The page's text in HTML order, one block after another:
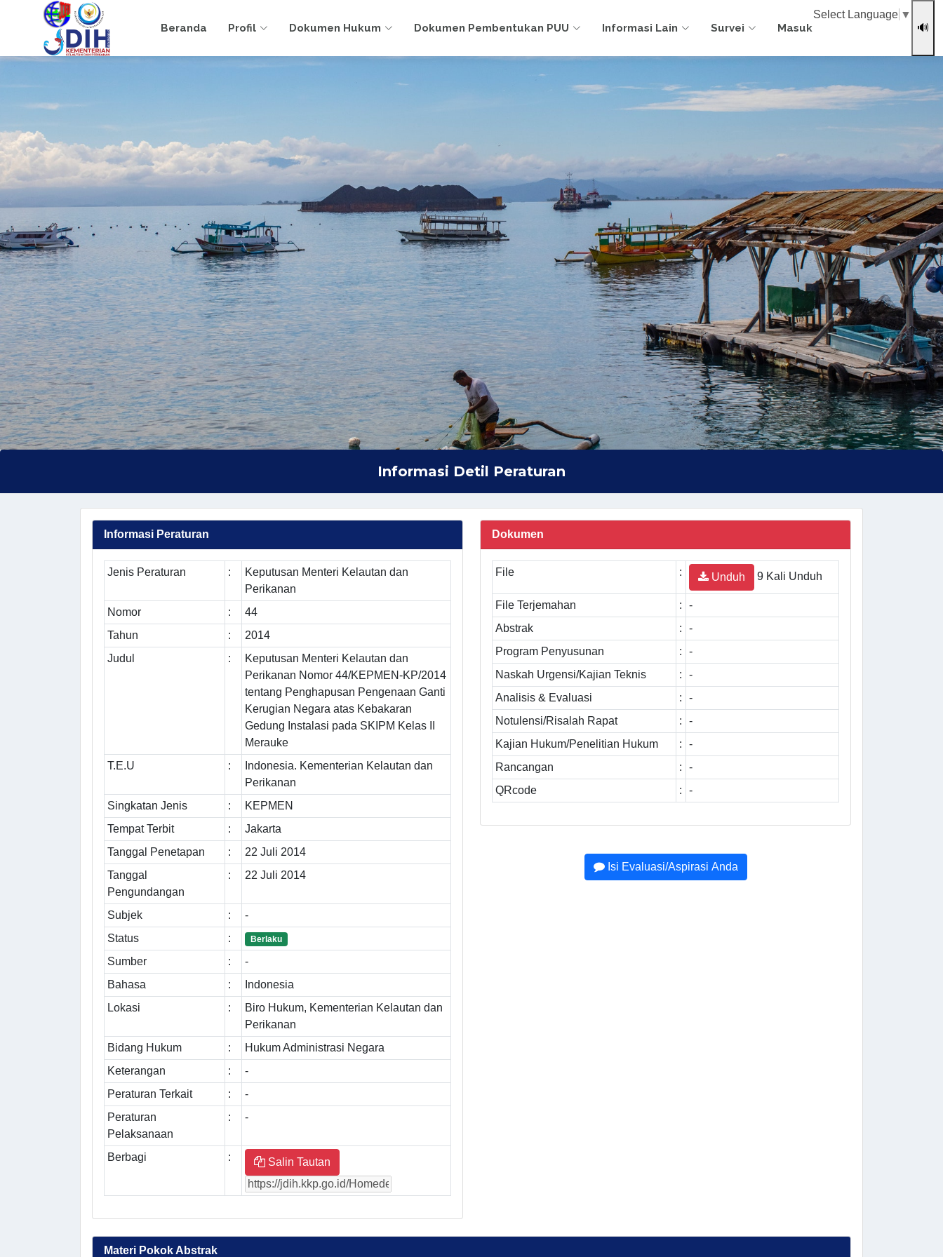
Beranda Profil Dokumen Hukum Dokumen Pembentukan PUU Informasi Lain Survei Masuk
Select Language ▼
🔊
Informasi Detil Peraturan
Informasi Peraturan
Jenis Peraturan :
Keputusan Menteri Kelautan dan
Perikanan
Nomor
:
44
Tahun
:
2014
Judul
:
Keputusan Menteri Kelautan dan
Perikanan Nomor 44/KEPMEN-KP/2014
tentang Penghapusan Pengenaan Ganti
Kerugian Negara atas Kebakaran
Gedung Instalasi pada SKIPM Kelas II
Merauke
T.E.U
:
Indonesia. Kementerian Kelautan dan
Perikanan
Singkatan Jenis
:
KEPMEN
Tempat Terbit
:
Jakarta
Tanggal Penetapan
:
22 Juli 2014
Tanggal
Pengundangan
: 22 Juli 2014
Subjek :
-
Status
: Berlaku
Sumber :
-
Bahasa
:
Indonesia
Lokasi
:
Biro Hukum, Kementerian Kelautan dan
Perikanan
Bidang Hukum
:
Hukum Administrasi Negara
Keterangan
:
-
Peraturan Terkait
:
-
Peraturan
Pelaksanaan
: -
Berbagi : Salin Tautan
Dokumen
File : Unduh 9 Kali Unduh
File Terjemahan :
-
Abstrak
:
-
Program Penyusunan
:
-
Naskah Urgensi/Kajian Teknis
:
-
Analisis & Evaluasi
:
-
Notulensi/Risalah Rapat
:
-
Kajian Hukum/Penelitian Hukum
:
-
Rancangan
:
-
QRcode
: -
Isi Evaluasi/Aspirasi Anda
Materi Pokok Abstrak